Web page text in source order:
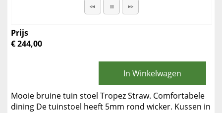
Prijs
€ 244,00
In Winkelwagen
Mooie bruine tuin stoel Tropez Straw. Comfortabele
dining De tuinstoel heeft 5mm rond wicker. Kussen in